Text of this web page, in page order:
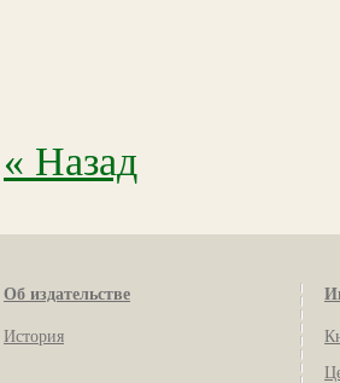
« Назад
Об издательстве
История